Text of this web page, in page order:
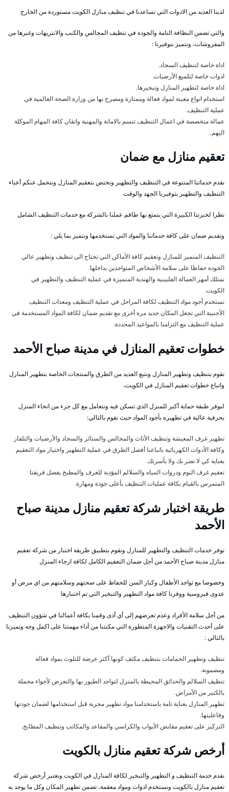
لدينا العديد من الادوات التي تساعدنا في تنظيف منازل الكويت مستوردة من الخارج
والتي تضمن النظافة التامة والجودة في تنظيف المجالس والكنب والانتريهات وغيرها من
المفروشات، ونتميز بتوفيرنا :
اداة خاصة لتنظيف السجاد.
ادوات خاصة لتلميع الأرضيات.
اداة خاصة لتطهير المنازل وتبخيرها.
استخدام انواع معينة لمواد فعالة وممتازة ومصرح بها من وزارة الصحة العالمية في
عملية التنظيف.
عمالة متخصصة في اعمال التنظيف تتسم بالامانة والمهنية واتقان كافة المهام الموكلة
اليهم.
تعقيم منازل مع ضمان
نقدم خدماتنا المتنوعة في التنظيف والتطهير ونختص بتعقيم المنازل ونتحمل عنكم أعباء
التنظيف والتطهير بتوفيرنا الجهد والوقت
نظرا لخبرتنا الكبيرة التي يتمتع بها طاقم عملنا بالشركة مع خدمات التنظيف الشامل
وتقديم ضمان على كافة خدماتنا والمواد التي نستخدمها ونتميز بما يلي :
التنظيف المتميز للمنازل وتعقيم كافة الأماكن التي تحتاج الى تنظيف وتطهير عالي
الجودة حفاظا على سلامة الأشخاص المتواجدين بداخلها.
نمتلك أمهر العمالة الفلبينية والهندية المتميزة في عملية التنظيف والتطهير في
الكويت.
نستخدم أجود مواد التنظيف لكافة المراحل في عملية التنظيف ومعدات التنظيف
الأجنبية التي تجعل المكان جديد مرة أخرى مع تقديم ضمان لكافة المواد المستخدمة في
عملية التنظيف مع التزامنا بالمواعيد المحددة.
خطوات تعقيم المنازل في مدينة صباح الأحمد
نقوم بتنظيف وتطهير المنازل ونتبع العديد من الطرق والمنتجات الخاصة بتطهير المنازل
واتباع خطوات تعقيم المنازل في الكويت،
لنوفر طبقة حماية أكبر للمنزل الذي تسكن فيه ونتعامل مع كل جزء من انحاء المنزل
بحرفية عالية في تطهيره بأجود المواد حيث نقوم بالتالي:
تطهير غرف المعيشة وتنظيف الأثاث والمجالس والستائر والسجاد والأرضيات والتلفاز
وكافة الأدوات الكهربائية باتباعنا أفضل الطرق في عملية التطهير واختيار مواد التعقيم
بعناية كي لا تضر بك ولا بأسرتك.
تعقيم غرف النوم ودروات المياه والسلالم المؤدية للغرف والمطبخ بفضل فريقنا
المتمرس بالقيام بكافة عمليات التنظيف بأعلى جودة ومهارة.
طريقة اختبار شركة تعقيم منازل مدينة صباح
الأحمد
نوفر خدمات التنظيف والتطهير للمنازل ونقوم بتطبيق طريقة اختبار من شركة تعقيم
منازل مدينة صباح الأحمد من أجل ضمان التعقيم الكامل لكافة ارجاء المنزل
وخصوصا مع تواجد الأطفال وكبار السن للحفاظ على صحتهم وسلامتهم من اي مرض أو
عدوى فيروسية ووفرنا كافة مواد التطهير والتبخير التي تم اختبارها
من أجل سلامة الأفراد وعدم تعرضهم إلى أي أذى وقمنا بكافة أعمالنا في شؤون التنظيف
على أحدث التقنيات والاجهزة المتطورة التي مكنتنا من أداء مهمتنا على اكمل وجه وتميزنا
بالتالي :
تنظيف وتطهير الحمامات بتنظيف مكثف كونها أكثر عرضة للتلوث بمواد فعالة
ومضمونة.
تنظيف السلالم والحدائق المحيطة بالمنزل لتواجد الطيور بها والتعرض لأجواء محملة
بالكثير من الأمراض.
تطهير المنازل بعناية تامة باستخدامنا مواد تطهير مجربة قبل استخدامها لضمان جودتها
وفاعليتها.
التركيز على تعقيم مقابض الأبواب والكراسي والمقاعد والمكاتب وتنظيف المطابخ.
أرخص شركة تعقيم منازل بالكويت
نقدم خدمة التنظيف و التطهير والتبخير لكافة المنازل في الكويت ونعتبر أرخص شركة
تعقيم منازل بالكويت ونستخدم ادوات ومواد معقمة، تضمن تطهير المكان وكل ما يوجد به